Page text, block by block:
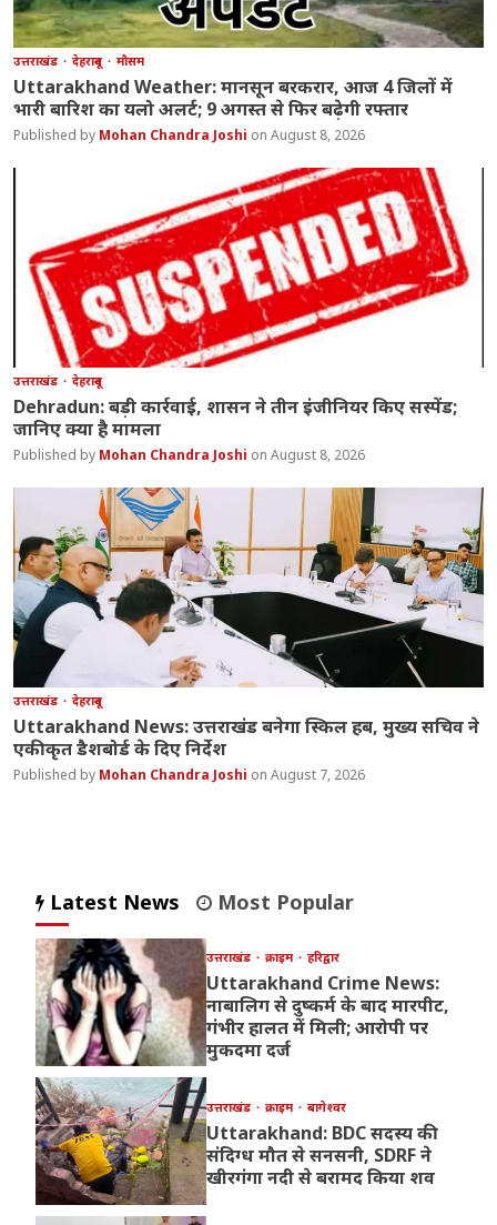
उत्तराखंड देहरादून मौसम
Uttarakhand Weather: मानसून बरकरार, आज 4 जिलों में
भारी बारिश का यलो अलर्ट; 9 अगस्त से फिर बढ़ेगी रफ्तार
Mohan Chandra Joshi August 8, 2026
उत्तराखंड देहरादून
Dehradun: बड़ी कार्रवाई, शासन ने तीन इंजीनियर किए सस्पेंड;
जानिए क्या है मामला
Mohan Chandra Joshi August 8, 2026
उत्तराखंड देहरादून
Uttarakhand News: उत्तराखंड बनेगा स्किल हब, मुख्य सचिव ने
एकीकृत डैशबोर्ड के दिए निर्देश
Mohan Chandra Joshi August 7, 2026
Latest News Most Popular
उत्तराखंड क्राइम हरिद्वार
Uttarakhand Crime News:
नाबालिग से दुष्कर्म के बाद मारपीट,
गंभीर हालत में मिली; आरोपी पर
मुकदमा दर्ज
उत्तराखंड क्राइम बागेश्वर
Uttarakhand: BDC सदस्य की
संदिग्ध मौत से सनसनी, SDRF ने
खीरगंगा नदी से बरामद किया शव